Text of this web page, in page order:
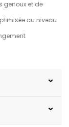
genoux et de
au niveau